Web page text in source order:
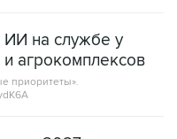
ИИ на службе у
агрокомплексов
приоритеты».